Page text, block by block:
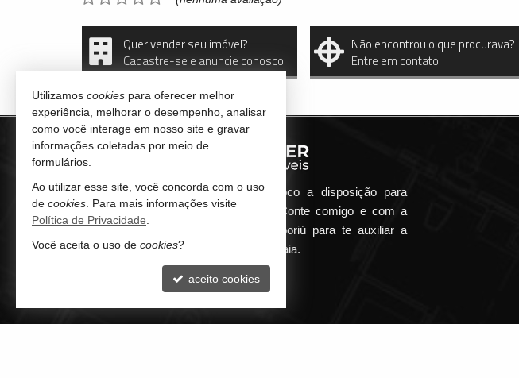
Quer vender seu imóvel?
Cadastre-se e anuncie conosco
Não encontrou o que procurava?
Entre em contato
Qualquer dúvida que surgir me coloco a disposição para
atender de maneira ágil e eficiente. Conte comigo e com a
minha imobiliária em Balneário Camboriú para te auxiliar a
encontrar o seu imóvel ideal aqui na Praia.
Utilizamos cookies para oferecer melhor
experiência, melhorar o desempenho, analisar
como você interage em nosso site e gravar
informações coletadas por meio de
formulários.
Ao utilizar esse site, você concorda com o uso
de cookies . Para mais informações visite
Política de Privacidade
Você aceita o uso de cookies?
aceito cookies